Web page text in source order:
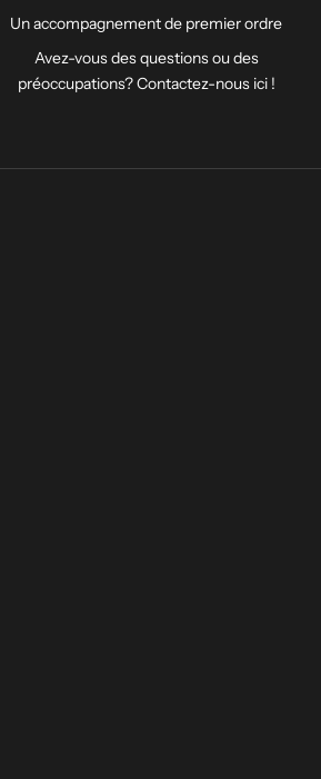
Un accompagnement de premier ordre
Avez-vous des questions ou des
préoccupations? Contactez-nous ici!